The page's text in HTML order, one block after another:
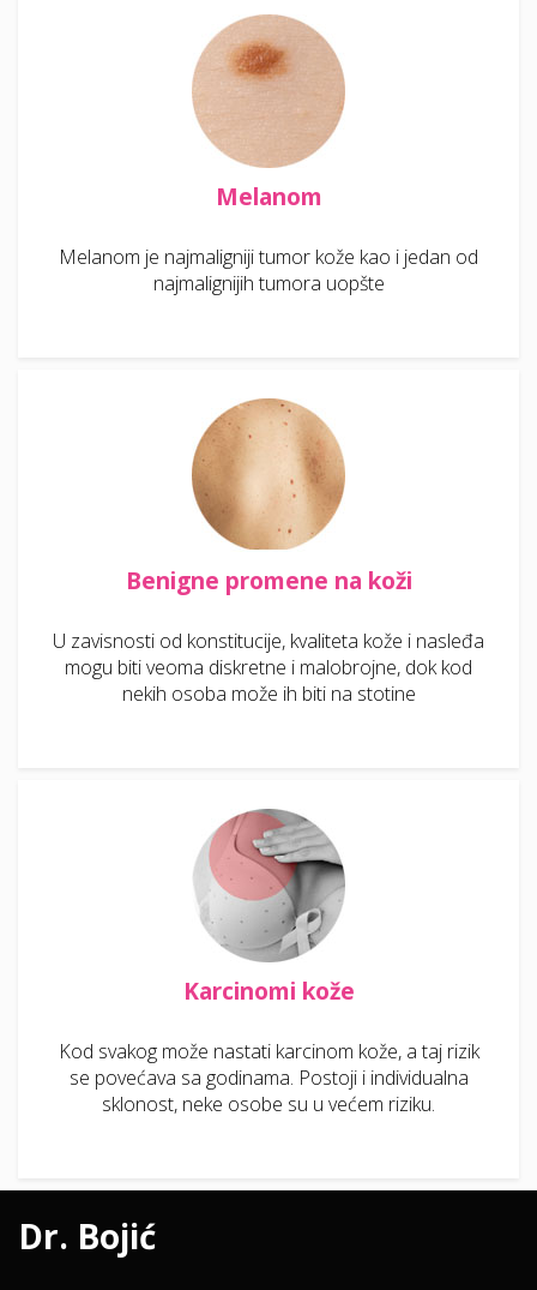
Melanom
Melanom je najmaligniji tumor kože kao i jedan od
najmalignijih tumora uopšte
Benigne promene na koži
U zavisnosti od konstitucije, kvaliteta kože i nasleđa
mogu biti veoma diskretne i malobrojne, dok kod
nekih osoba može ih biti na stotine
Karcinomi kože
Kod svakog može nastati karcinom kože, a taj rizik
se povećava sa godinama. Postoji i individualna
sklonost, neke osobe su u većem riziku.
Dr. Bojić